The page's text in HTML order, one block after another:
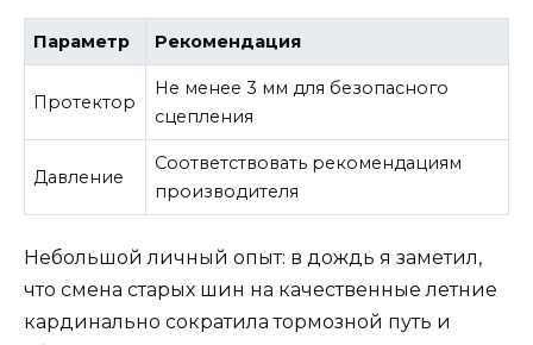
Параметр Рекомендация
Протектор
Не менее 3 мм для безопасного
сцепления
Давление
Соответствовать рекомендациям
производителя
Небольшой личный опыт: в дождь я заметил,
что смена старых шин на качественные летние
кардинально сократила тормозной путь и